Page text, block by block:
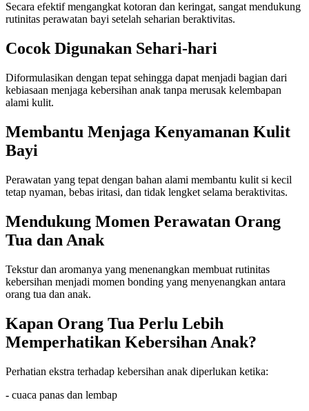
Secara efektif mengangkat kotoran dan keringat, sangat mendukung
rutinitas perawatan bayi setelah seharian beraktivitas.
Cocok Digunakan Sehari-hari
Diformulasikan dengan tepat sehingga dapat menjadi bagian dari
kebiasaan menjaga kebersihan anak tanpa merusak kelembapan
alami kulit.
Membantu Menjaga Kenyamanan Kulit
Bayi
Perawatan yang tepat dengan bahan alami membantu kulit si kecil
tetap nyaman, bebas iritasi, dan tidak lengket selama beraktivitas.
Mendukung Momen Perawatan Orang
Tua dan Anak
Tekstur dan aromanya yang menenangkan membuat rutinitas
kebersihan menjadi momen bonding yang menyenangkan antara
orang tua dan anak.
Kapan Orang Tua Perlu Lebih
Memperhatikan Kebersihan Anak?
Perhatian ekstra terhadap kebersihan anak diperlukan ketika:
- cuaca panas dan lembap